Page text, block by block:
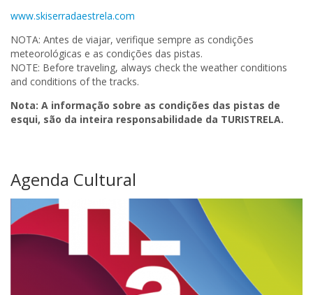
www.skiserradaestrela.com
NOTA: Antes de viajar, verifique sempre as condições
meteorológicas e as condições das pistas.
NOTE: Before traveling, always check the weather conditions
and conditions of the tracks.
Nota: A informação sobre as condições das pistas de
esqui, são da inteira responsabilidade da TURISTRELA.
Agenda Cultural